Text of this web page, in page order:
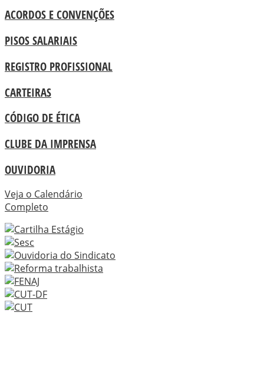
ACORDOS E CONVENÇÕES
PISOS SALARIAIS
REGISTRO PROFISSIONAL
CARTEIRAS
CÓDIGO DE ÉTICA
CLUBE DA IMPRENSA
OUVIDORIA
Veja o Calendário
Completo